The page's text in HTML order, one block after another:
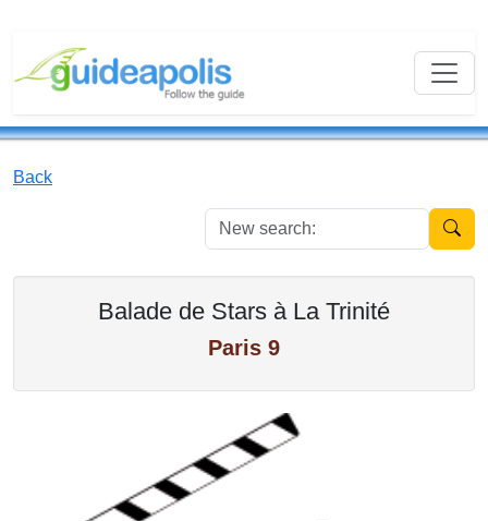
Back
New
Balade de Stars à La Trinité
Paris 9